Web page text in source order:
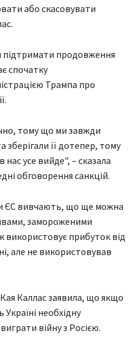
або скасовувати
підтримати продовження
спочатку
Трампа про
тому що ми завжди
зберігали її дотепер, тому
усе вийде", – сказала
обговорення санкцій.
ЄС вивчають, що ще можна
замороженими
використовує прибуток від
але не використовував
Каллас заявила, що якщо
необхідну
війну з Росією.